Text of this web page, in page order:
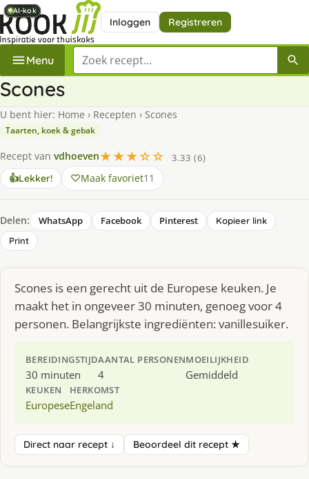
Inloggen Registreren
Menu Zoek een recept
Scones
U bent hier: Home › Recepten › Scones
Taarten, koek & gebak
Recept van vdhoeven★★★☆☆
3.33 (6)
👍Lekker! Maak favoriet11
Delen: WhatsApp Facebook Pinterest
Kopieer link
Print
Scones is een gerecht uit de Europese keuken. Je
maakt het in ongeveer 30 minuten, genoeg voor 4
personen. Belangrijkste ingrediënten: vanillesuiker.
BEREIDINGSTIJD
30 minuten
AANTAL PERSONEN
4
MOEILIJKHEID
Gemiddeld
KEUKEN
Europese
HERKOMST
Engeland
Direct naar recept ↓ Beoordeel dit recept ★
AI-kok
AI-kok
AI-kok
AI-kok
AI-kok